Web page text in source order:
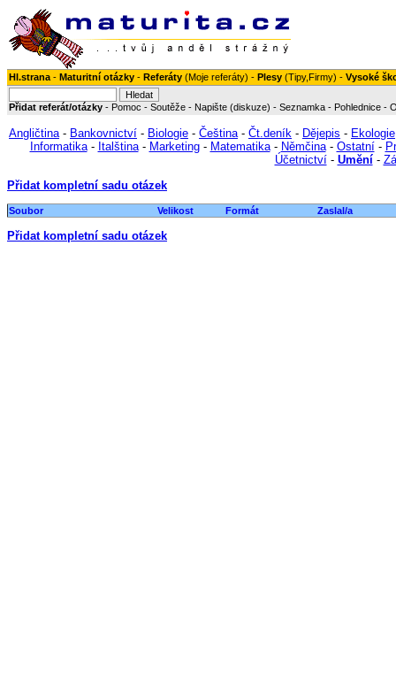
Hl.strana - Maturitní otázky - Referáty (Moje referáty) - Plesy (Tipy,Firmy) - Vysoké
Přidat referát/otázky - Pomoc - Soutěže - Napište (diskuze) - Seznamka - Pohlednice -
Angličtina- Bankovnictví - Biologie - Čeština- Čt.deník - Dějepis - Ekologie
Informatika- Italština- Marketing- Matematika- Němčina- Ostatní-
Účetnictví- Umění-
Přidat kompletní sadu otázek
Soubor Velikost Formát Zaslal/a
Přidat kompletní sadu otázek